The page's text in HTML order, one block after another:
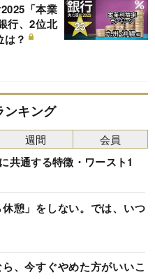
「本業
行、2位北
？
ンキング
共通する特徴・ワースト1
憩」をしない。では、いつ
、今すぐやめた方がいいこ
週間 会員